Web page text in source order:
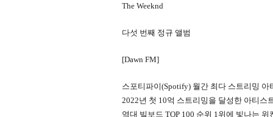
The Weeknd
다섯 번째 정규 앨범
[Dawn FM]
스포티파이(Spotify) 월간 최다 스트리밍 아
2022년 첫 10억 스트리밍을 달성한 아티스
역대 빌보드 TOP 100 순위 1위에 빛나는 위